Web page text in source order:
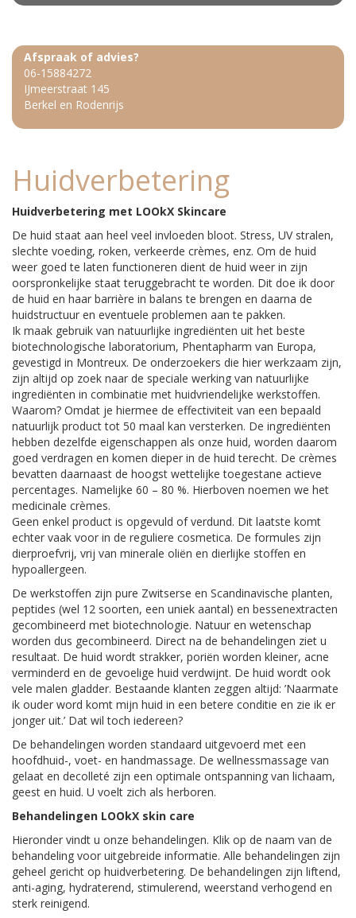
Afspraak of advies?
06-15884272
IJmeerstraat 145
Berkel en Rodenrijs
Huidverbetering
Huidverbetering met LOOkX Skincare
De huid staat aan heel veel invloeden bloot. Stress, UV stralen,
slechte voeding, roken, verkeerde crèmes, enz. Om de huid
weer goed te laten functioneren dient de huid weer in zijn
oorspronkelijke staat teruggebracht te worden. Dit doe ik door
de huid en haar barrière in balans te brengen en daarna de
huidstructuur en eventuele problemen aan te pakken.
Ik maak gebruik van natuurlijke ingrediënten uit het beste
biotechnologische laboratorium, Phentapharm van Europa,
gevestigd in Montreux. De onderzoekers die hier werkzaam zijn,
zijn altijd op zoek naar de speciale werking van natuurlijke
ingrediënten in combinatie met huidvriendelijke werkstoffen.
Waarom? Omdat je hiermee de effectiviteit van een bepaald
natuurlijk product tot 50 maal kan versterken. De ingrediënten
hebben dezelfde eigenschappen als onze huid, worden daarom
goed verdragen en komen dieper in de huid terecht. De crèmes
bevatten daarnaast de hoogst wettelijke toegestane actieve
percentages. Namelijke 60 – 80 %. Hierboven noemen we het
medicinale crèmes.
Geen enkel product is opgevuld of verdund. Dit laatste komt
echter vaak voor in de reguliere cosmetica. De formules zijn
dierproefvrij, vrij van minerale oliën en dierlijke stoffen en
hypoallergeen.
De werkstoffen zijn pure Zwitserse en Scandinavische planten,
peptides (wel 12 soorten, een uniek aantal) en bessenextracten
gecombineerd met biotechnologie. Natuur en wetenschap
worden dus gecombineerd. Direct na de behandelingen ziet u
resultaat. De huid wordt strakker, poriën worden kleiner, acne
verminderd en de gevoelige huid verdwijnt. De huid wordt ook
vele malen gladder. Bestaande klanten zeggen altijd: ’Naarmate
ik ouder word komt mijn huid in een betere conditie en zie ik er
jonger uit.’ Dat wil toch iedereen?
De behandelingen worden standaard uitgevoerd met een
hoofdhuid-, voet- en handmassage. De wellnessmassage van
gelaat en decolleté zijn een optimale ontspanning van lichaam,
geest en huid. U voelt zich als herboren.
Behandelingen LOOkX skin care
Hieronder vindt u onze behandelingen. Klik op de naam van de
behandeling voor uitgebreide informatie. Alle behandelingen zijn
geheel gericht op huidverbetering. De behandelingen zijn liftend,
anti-aging, hydraterend, stimulerend, weerstand verhogend en
sterk reinigend.